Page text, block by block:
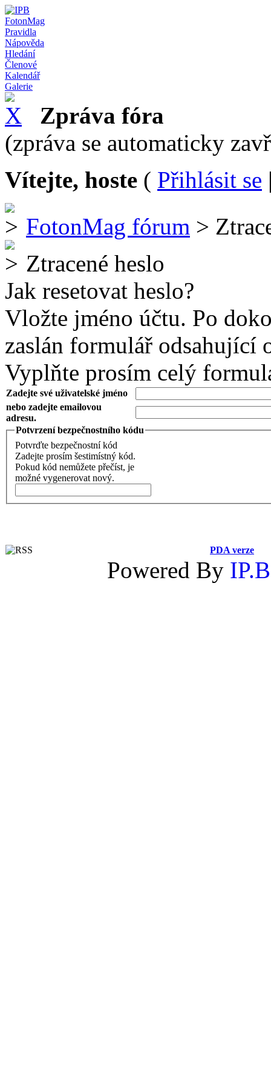
FotonMag
Pravidla
Nápověda
Hledání
Členové
Kalendář
Galerie
Zpráva fóra
(zpráva se automaticky
Vítejte, hoste ( Přihlásit se
FotonMag fórum >
Ztracené heslo
Jak resetovat heslo?
Vložte jméno účtu. Po
zaslán formulář odsahující
Vyplňte prosím celý
Zadejte své uživatelské jméno
nebo zadejte emailovou
adresu.
Potvrzení bezpečnostního kódu
Potvrďte bezpečnostní kód
Zadejte prosím šestimístný kód.
Pokud kód nemůžete přečíst, je
možné vygenerovat nový.
PDA verze
Powered By